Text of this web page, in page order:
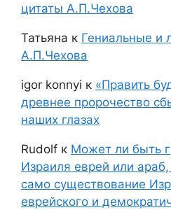
цитаты А.П.Чехова
Татьяна к Гениальные и
А.П.Чехова
igor konnyi к «Править
древнее пророчество
наших глазах
Rudolf к Может ли быть
Израиля еврей или
само существование
еврейского и